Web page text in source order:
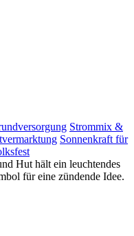
Strommix &
Sonnenkraft für